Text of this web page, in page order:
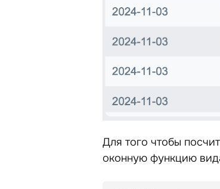
Для того чтобы
оконную функцию